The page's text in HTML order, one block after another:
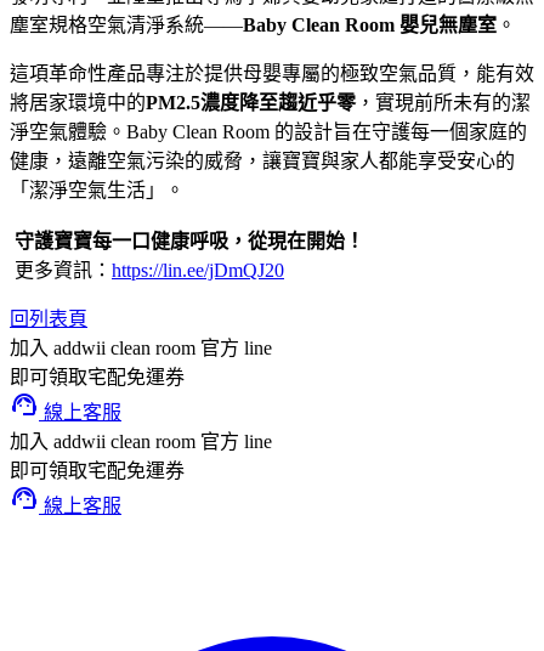
塵室規格空氣清淨系統——Baby Clean Room 嬰兒無塵室 。
這項革命性產品專注於提供母嬰專屬的極致空氣品質，能有效
將居家環境中的PM2.5濃度降至趨近乎零，實現前所未有的潔
淨空氣體驗。Baby Clean Room 的設計旨在守護每一個家庭的
健康，遠離空氣污染的威脅，讓寶寶與家人都能享受安心的
「潔淨空氣生活」。
守護寶寶每一口健康呼吸，從現在開始！
更多資訊： https://lin.ee/jDmQJ20
回列表頁
加入 addwii clean room 官方 line
即可領取宅配免運券
support_agent 線上客服
加入 addwii clean room 官方 line
即可領取宅配免運券
support_agent 線上客服